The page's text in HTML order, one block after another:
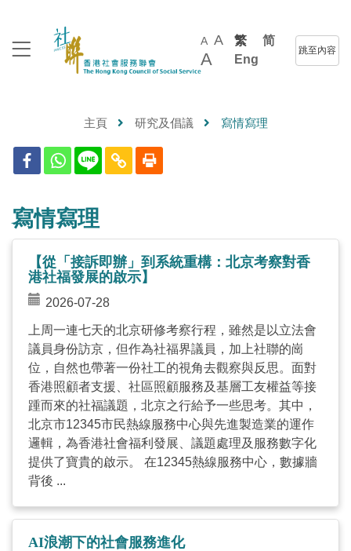
A A
A
繁
简
Eng
跳至內容
主頁 研究及倡議 寫情寫理
寫情寫理
【從「接訴即辦」到系統重構：北京考察對香
港社福發展的啟示】
2026-07-28
上周一連七天的北京研修考察行程，雖然是以立法會
議員身份訪京，但作為社福界議員，加上社聯的崗
位，自然也帶著一份社工的視角去觀察與反思。面對
香港照顧者支援、社區照顧服務及基層工友權益等接
踵而來的社福議題，北京之行給予一些思考。其中，
北京市12345市民熱線服務中心與先進製造業的運作
邏輯，為香港社會福利發展、議題處理及服務數字化
提供了寶貴的啟示。 在12345熱線服務中心，數據牆
背後 ...
AI浪潮下的社會服務進化